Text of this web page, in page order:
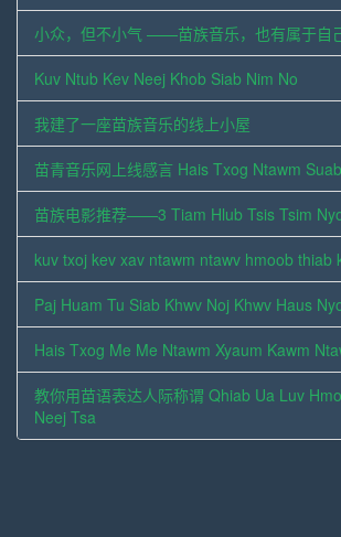
小众，但不小气 ——苗族音乐，也有属于自
Kuv Ntub Kev Neej Khob Siab Nim No
我建了一座苗族音乐的线上小屋
苗青音乐网上线感言 Hais Txog Ntawm
苗族电影推荐——3 Tiam Hlub Tsis Tsim
kuv txoj kev xav ntawm ntawv hmoob thiab
Paj Huam Tu Siab Khwv Noj Khwv Haus
Hais Txog Me Me Ntawm Xyaum Kawm
教你用苗语表达人际称谓 Qhiab Ua Luv
Neej Tsa